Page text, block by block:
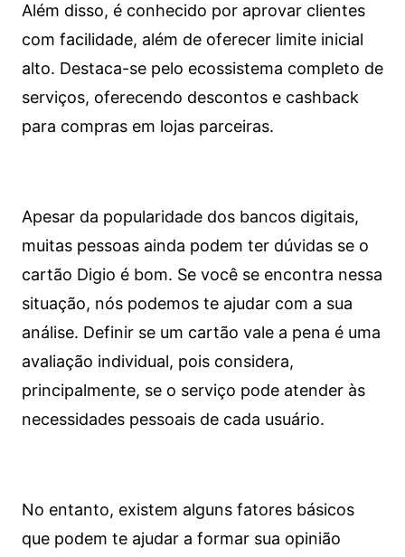
Além disso, é conhecido por aprovar clientes
com facilidade, além de oferecer limite inicial
alto. Destaca-se pelo ecossistema completo de
serviços, oferecendo descontos e cashback
para compras em lojas parceiras.
Apesar da popularidade dos bancos digitais,
muitas pessoas ainda podem ter dúvidas se o
cartão Digio é bom. Se você se encontra nessa
situação, nós podemos te ajudar com a sua
análise. Definir se um cartão vale a pena é uma
avaliação individual, pois considera,
principalmente, se o serviço pode atender às
necessidades pessoais de cada usuário.
No entanto, existem alguns fatores básicos
que podem te ajudar a formar sua opinião